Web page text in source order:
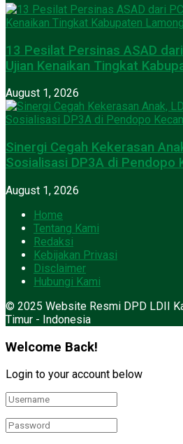
13 Pesilat Persinas ASAD
Ujian Kenaikan Tingkat
August 1, 2026
Sinergi Cegah Kekerasan
Sosialisasi DP3A di Pendopo
August 1, 2026
Home
Tentang Kami
Redaksi
Kebijakan Privasi
Disclaimer
Hubungi Kami
© 2025 Website Resmi DPD LDII
Timur - Indonesia
Welcome Back!
Login to your account below